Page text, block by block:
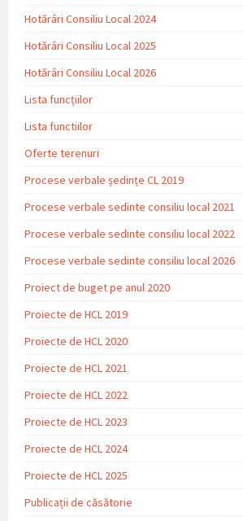
Hotărâri Consiliu Local 2024
Hotărâri Consiliu Local 2025
Hotărâri Consiliu Local 2026
Lista funcțiilor
Lista functiilor
Oferte terenuri
Procese verbale ședințe CL 2019
Procese verbale sedinte consiliu local 2021
Procese verbale sedinte consiliu local 2022
Procese verbale sedinte consiliu local 2026
Proiect de buget pe anul 2020
Proiecte de HCL 2019
Proiecte de HCL 2020
Proiecte de HCL 2021
Proiecte de HCL 2022
Proiecte de HCL 2023
Proiecte de HCL 2024
Proiecte de HCL 2025
Publicații de căsătorie